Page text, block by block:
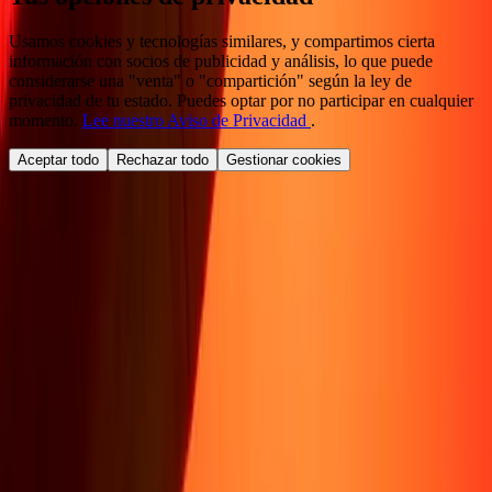
Usamos cookies y tecnologías similares, y compartimos cierta
información con socios de publicidad y análisis, lo que puede
considerarse una "venta" o "compartición" según la ley de
privacidad de tu estado. Puedes optar por no participar en cualquier
momento. Lee nuestro Aviso de Privacidad .
Aceptar todo Rechazar todo Gestionar cookies